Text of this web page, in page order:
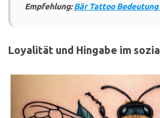
Empfehlung:Bär Tattoo
Loyalität und Hingabe im